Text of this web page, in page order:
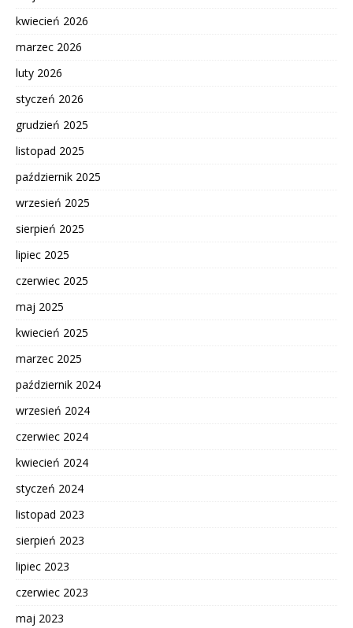
kwiecień 2026
marzec 2026
luty 2026
styczeń 2026
grudzień 2025
listopad 2025
październik 2025
wrzesień 2025
sierpień 2025
lipiec 2025
czerwiec 2025
maj 2025
kwiecień 2025
marzec 2025
październik 2024
wrzesień 2024
czerwiec 2024
kwiecień 2024
styczeń 2024
listopad 2023
sierpień 2023
lipiec 2023
czerwiec 2023
maj 2023